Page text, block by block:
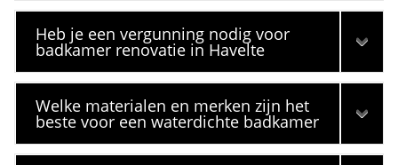
Heb je een vergunning nodig voor
badkamer renovatie in Havelte
Welke materialen en merken zijn het
beste voor een waterdichte badkamer